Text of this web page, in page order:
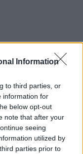
Information
to third parties, or
information for
below opt-out
note that after your
seeing
utilized by
parties prior to
για την
που δεν